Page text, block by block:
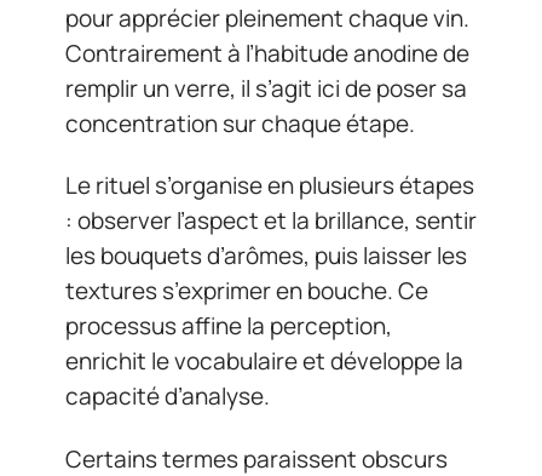
pour apprécier pleinement chaque vin.
Contrairement à l’habitude anodine de
remplir un verre, il s’agit ici de poser sa
concentration sur chaque étape.
Le rituel s’organise en plusieurs étapes
: observer l’aspect et la brillance, sentir
les bouquets d’arômes, puis laisser les
textures s’exprimer en bouche. Ce
processus affine la perception,
enrichit le vocabulaire et développe la
capacité d’analyse.
Certains termes paraissent obscurs